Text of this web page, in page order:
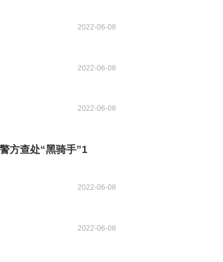
2022-06-08
2022-06-08
2022-06-08
方查处“黑骑手”1
2022-06-08
2022-06-08